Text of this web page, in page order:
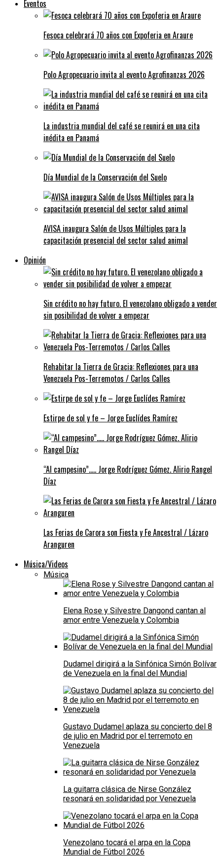
Eventos
Fesoca celebrará 70 años con Expoferia en Araure
Polo Agropecuario invita al evento Agrofinanzas 2026
La industria mundial del café se reunirá en una cita
inédita en Panamá
Día Mundial de la Conservación del Suelo
AVISA inaugura Salón de Usos Múltiples para la
capacitación presencial del sector salud animal
Opinión
Sin crédito no hay futuro. El venezolano obligado a vender
sin posibilidad de volver a empezar
Rehabitar la Tierra de Gracia: Reflexiones para una
Venezuela Pos-Terremotos / Carlos Calles
Estirpe de sol y fe – Jorge Euclídes Ramírez
“Al campesino”….. Jorge Rodríguez Gómez. Alirio Rangel
Díaz
Las Ferias de Carora son Fiesta y Fe Ancestral / Lázaro
Aranguren
Música/Videos
Música
Elena Rose y Silvestre Dangond cantan al
amor entre Venezuela y Colombia
Dudamel dirigirá a la Sinfónica Simón Bolívar
de Venezuela en la final del Mundial
Gustavo Dudamel aplaza su concierto del 8
de julio en Madrid por el terremoto en
Venezuela
La guitarra clásica de Nirse González
resonará en solidaridad por Venezuela
Venezolano tocará el arpa en la Copa
Mundial de Fútbol 2026